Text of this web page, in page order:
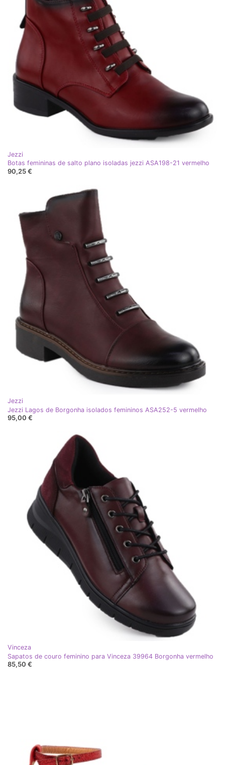
Jezzi
Botas femininas de salto plano isoladas jezzi ASA198-21 vermelho
90,25 €
Jezzi
Jezzi Lagos de Borgonha isolados femininos ASA252-5 vermelho
95,00 €
Vinceza
Sapatos de couro feminino para Vinceza 39964 Borgonha vermelho
85,50 €